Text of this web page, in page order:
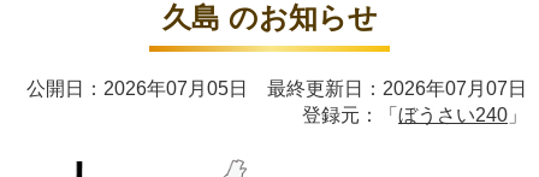
久島 のお知らせ
公開日：2026年07月05日 最終更新日：2026年07月07日
登録元：「 ぼうさい240 」